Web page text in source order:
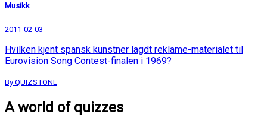
Musikk
2011-02-03
Hvilken kjent spansk kunstner lagdt reklame-materialet til
Eurovision Song Contest-finalen i 1969?
By QUIZSTONE
A world of quizzes